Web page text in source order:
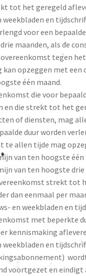
tot het geregeld
weekbladen en
voor een
maanden, als de
tegen het
kan opzeggen met een
één maand.
die voor
en die strekt tot het
of diensten, mag
duur worden
te allen tijde mag
van ten hoogste één
van ten hoogste drie
strekt tot
dan eenmaal per
en weekbladen en
met beperkte
kennismaking
weekbladen en
voortgezet en eindigt